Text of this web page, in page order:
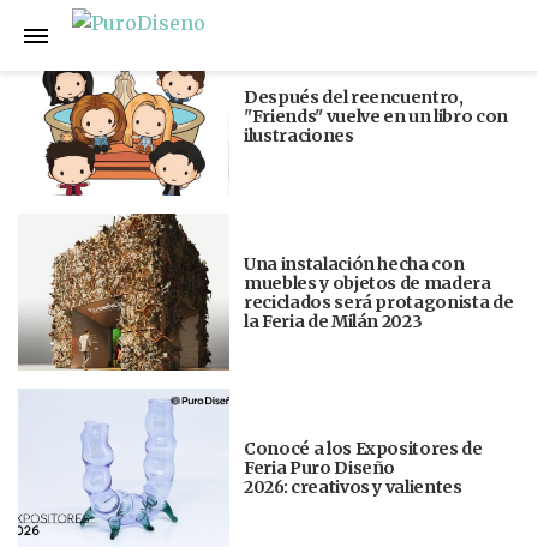
Anterior
Después del reencuentro,
"Friends" vuelve en un libro con
ilustraciones
Una instalación hecha con
muebles y objetos de madera
reciclados será protagonista de
la Feria de Milán 2023
Conocé a los Expositores de
Feria Puro Diseño
2026: creativos y valientes
Siguiente